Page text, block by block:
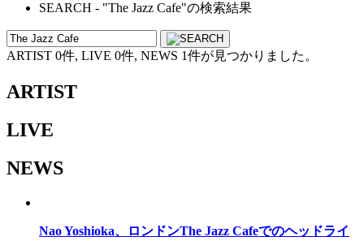
SEARCH - "The Jazz Cafe"の検索結果
ARTIST 0件, LIVE 0件, NEWS 1件が見つかりました。
ARTIST
LIVE
NEWS
Nao Yoshioka、ロンドンThe Jazz Cafeでのヘッドライ